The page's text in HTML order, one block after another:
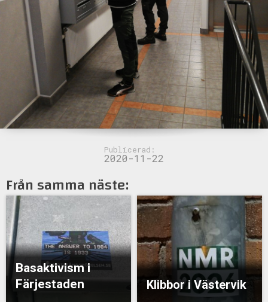
Publicerad:
2020-11-22
Från samma näste:
Basaktivism i
Färjestaden
Klibbor i Västervik